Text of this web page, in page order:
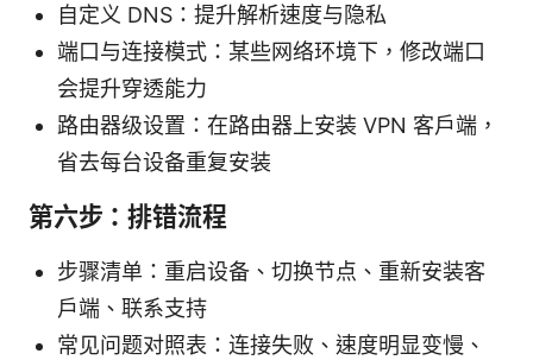
自定义 DNS：提升解析速度与隐私
端口与连接模式：某些网络环境下，修改端口
会提升穿透能力
路由器级设置：在路由器上安装 VPN 客户端，
省去每台设备重复安装
第六步：排错流程
步骤清单：重启设备、切换节点、重新安装客
户端、联系支持
常见问题对照表：连接失败、速度明显变慢、